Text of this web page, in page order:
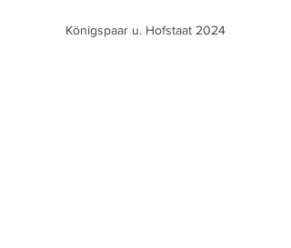
Königspaar u. Hofstaat 2024